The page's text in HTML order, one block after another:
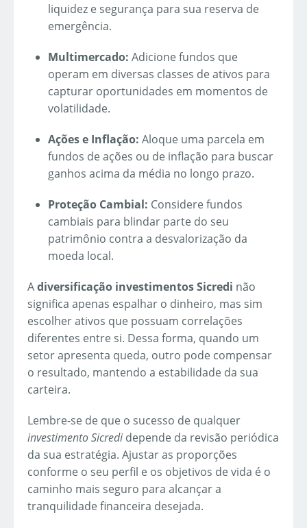
liquidez e segurança para sua reserva de
emergência.
Multimercado: Adicione fundos que
operam em diversas classes de ativos para
capturar oportunidades em momentos de
volatilidade.
Ações e Inflação: Aloque uma parcela em
fundos de ações ou de inflação para buscar
ganhos acima da média no longo prazo.
Proteção Cambial: Considere fundos
cambiais para blindar parte do seu
patrimônio contra a desvalorização da
moeda local.
Adiversificação investimentos Sicredi não
significa apenas espalhar o dinheiro, mas sim
escolher ativos que possuam correlações
diferentes entre si. Dessa forma, quando um
setor apresenta queda, outro pode compensar
o resultado, mantendo a estabilidade da sua
carteira.
Lembre-se de que o sucesso de qualquer
investimento Sicredidepende da revisão periódica
da sua estratégia. Ajustar as proporções
conforme o seu perfil e os objetivos de vida é o
caminho mais seguro para alcançar a
tranquilidade financeira desejada.